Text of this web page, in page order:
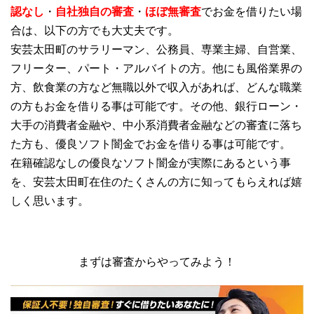
認なし ・ 自社独自の審査 ・ ほぼ無審査でお金を借りたい場
合は、以下の方でも大丈夫です。
安芸太田町のサラリーマン、公務員、専業主婦、自営業、
フリーター、パート・アルバイトの方。他にも風俗業界の
方、飲食業の方など無職以外で収入があれば、どんな職業
の方もお金を借りる事は可能です。その他、銀行ローン・
大手の消費者金融や、中小系消費者金融などの審査に落ち
た方も、優良ソフト闇金でお金を借りる事は可能です。
在籍確認なしの優良なソフト闇金が実際にあるという事
を、安芸太田町在住のたくさんの方に知ってもらえれば嬉
しく思います。
まずは審査からやってみよう！